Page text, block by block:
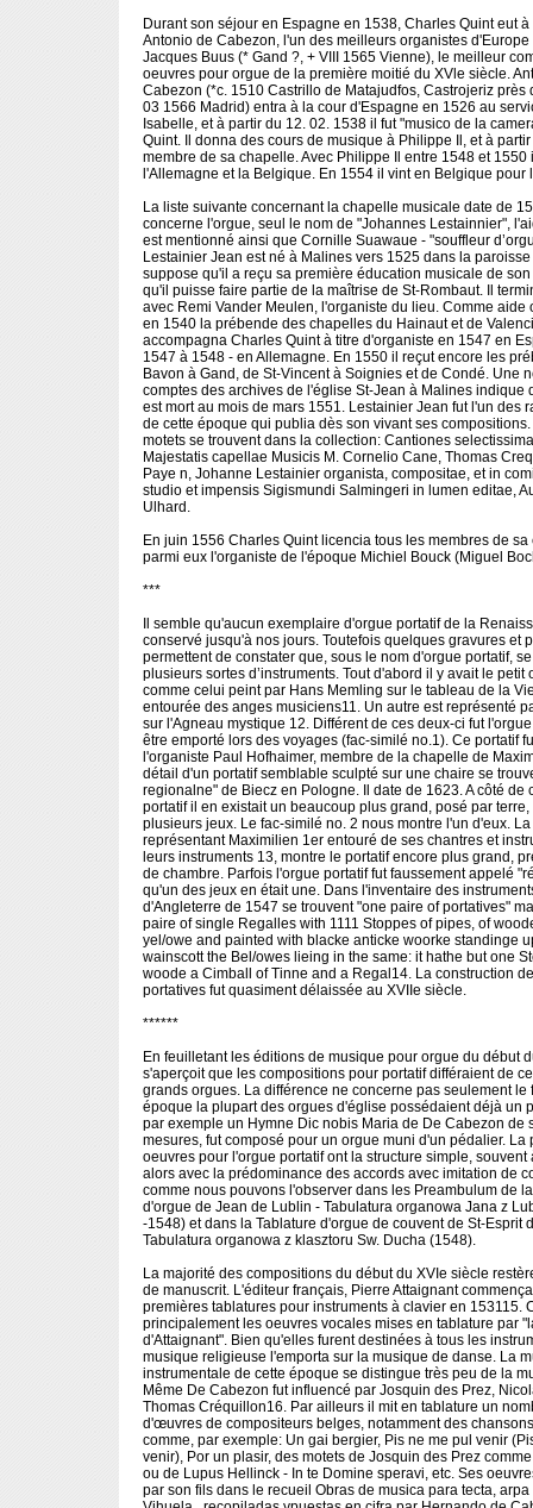
Durant son séjour en Espagne en 1538, Charles Quint eut
Antonio de Cabezon, l'un des meilleurs organistes d'Europe
Jacques Buus (* Gand ?, + VIII 1565 Vienne), le meilleur
oeuvres pour orgue de la première moitié du XVle siècle.
Cabezon (*c. 1510 Castrillo de Matajudfos, Castrojeriz près
03 1566 Madrid) entra à la cour d'Espagne en 1526 au
Isabelle, et à partir du 12. 02. 1538 il fut "musico de la
Quint. Il donna des cours de musique à Philippe Il, et à
membre de sa chapelle. Avec Philippe Il entre 1548 et 1550
l'Allemagne et la Belgique. En 1554 il vint en Belgique pour
La liste suivante concernant la chapelle musicale date de
concerne l'orgue, seul le nom de "Johannes Lestainnier",
est mentionné ainsi que Cornille Suawaue - "souffleur
Lestainier Jean est né à Malines vers 1525 dans la
suppose qu'il a reçu sa première éducation musicale de
qu'il puisse faire partie de la maîtrise de St-Rombaut. Il
avec Remi Vander Meulen, l'organiste du lieu. Comme aide
en 1540 la prébende des chapelles du Hainaut et de
accompagna Charles Quint à titre d'organiste en 1547 en
1547 à 1548 - en Allemagne. En 1550 il reçut encore les
Bavon à Gand, de St-Vincent à Soignies et de Condé. Une
comptes des archives de l'église St-Jean à Malines indique
est mort au mois de mars 1551. Lestainier Jean fut l'un des
de cette époque qui publia dès son vivant ses
motets se trouvent dans la collection: Cantiones
Majestatis capellae Musicis M. Cornelio Cane, Thomas
Paye n, Johanne Lestainier organista, compositae, et in
studio et impensis Sigismundi Salmingeri in lumen editae,
Ulhard.
En juin 1556 Charles Quint licencia tous les membres de sa
parmi eux l'organiste de l'époque Michiel Bouck (Miguel
***
Il semble qu'aucun exemplaire d'orgue portatif de la
conservé jusqu'à nos jours. Toutefois quelques gravures et
permettent de constater que, sous le nom d'orgue portatif,
plusieurs sortes d’instruments. Tout d'abord il y avait le petit
comme celui peint par Hans Memling sur le tableau de la
entourée des anges musiciens11. Un autre est représenté
sur l'Agneau mystique 12. Différent de ces deux-ci fut
être emporté lors des voyages (fac-similé no.1). Ce portatif
l'organiste Paul Hofhaimer, membre de la chapelle de
détail d'un portatif semblable sculpté sur une chaire se
regionalne" de Biecz en Pologne. Il date de 1623. A côté de
portatif il en existait un beaucoup plus grand, posé par
plusieurs jeux. Le fac-similé no. 2 nous montre l'un d'eux.
représentant Maximilien 1er entouré de ses chantres et
leurs instruments 13, montre le portatif encore plus grand,
de chambre. Parfois l'orgue portatif fut faussement appelé
qu'un des jeux en était une. Dans l'inventaire des
d'Angleterre de 1547 se trouvent "one paire of portatives"
paire of single Regalles with 1111 Stoppes of pipes, of
yel/owe and painted with blacke anticke woorke standinge
wainscott the Bel/owes lieing in the same: it hathe but one
woode a Cimball of Tinne and a Regal14. La construction
portatives fut quasiment délaissée au XVIIe siècle.
******
En feuilletant les éditions de musique pour orgue du début
s'aperçoit que les compositions pour portatif différaient de
grands orgues. La différence ne concerne pas seulement le
époque la plupart des orgues d'église possédaient déjà un
par exemple un Hymne Dic nobis Maria de De Cabezon de
mesures, fut composé pour un orgue muni d'un pédalier. La
oeuvres pour l'orgue portatif ont la structure simple, souvent
alors avec la prédominance des accords avec imitation de
comme nous pouvons l'observer dans les Preambulum de
d'orgue de Jean de Lublin - Tabulatura organowa Jana z
-1548) et dans la Tablature d'orgue de couvent de St-Esprit
Tabulatura organowa z klasztoru Sw. Ducha (1548).
La majorité des compositions du début du XVIe siècle
de manuscrit. L'éditeur français, Pierre Attaignant
premières tablatures pour instruments à clavier en 153115.
principalement les oeuvres vocales mises en tablature par
d'Attaignant". Bien qu'elles furent destinées à tous les
musique religieuse l'emporta sur la musique de danse. La
instrumentale de cette époque se distingue très peu de la
Même De Cabezon fut influencé par Josquin des Prez,
Thomas Créquillon16. Par ailleurs il mit en tablature un
d'œuvres de compositeurs belges, notamment des
comme, par exemple: Un gai bergier, Pis ne me pul venir
venir), Por un plasir, des motets de Josquin des Prez
ou de Lupus Hellinck - In te Domine speravi, etc. Ses
par son fils dans le recueil Obras de musica para tecta, arpa